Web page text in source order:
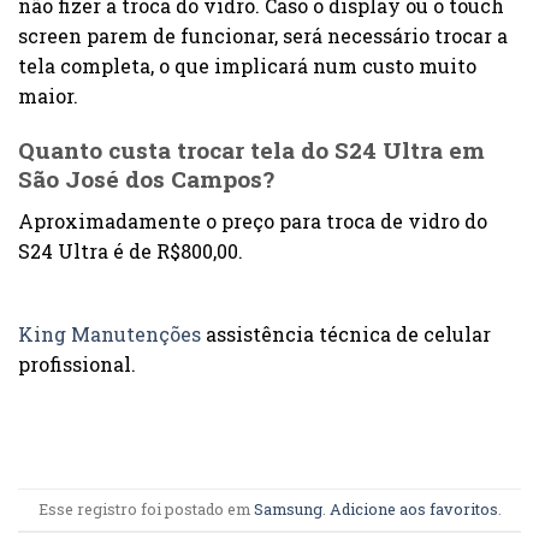
não fizer a troca do vidro. Caso o display ou o touch
screen parem de funcionar, será necessário trocar a
tela completa, o que implicará num custo muito
maior.
Quanto custa trocar tela do S24 Ultra em
São José dos Campos?
Aproximadamente o preço para troca de vidro do
S24 Ultra é de R$800,00.
King Manutenções assistência técnica de celular
profissional.
Esse registro foi postado emSamsung. Adicione aos favoritos.